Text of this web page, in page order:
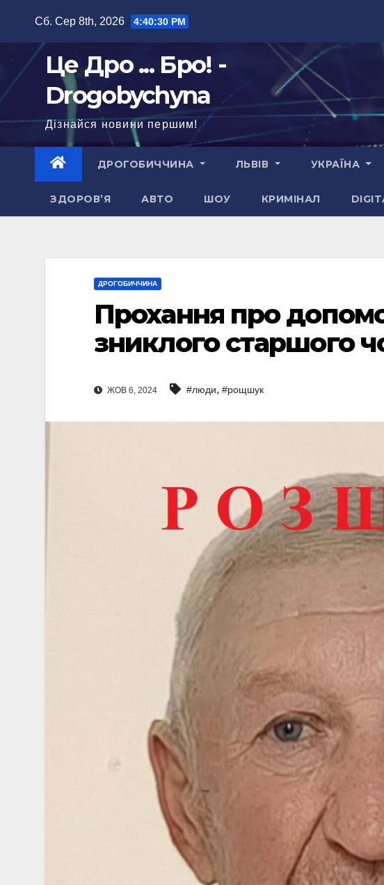
Сб. Сер 8th, 2026 4:40:31 PM
Це Дро ... Бро! -
Drogobychyna
Дізнайся новини першим!
ДРОГОБИЧЧИНА ЛЬВІВ УКРАЇНА
ЗДОРОВ’Я АВТО ШОУ КРИМІНАЛ
ДРОГОБИЧЧИНА
Прохання про
зниклого старшого
ЖОВ 6, 2024 #люди, #рощшук